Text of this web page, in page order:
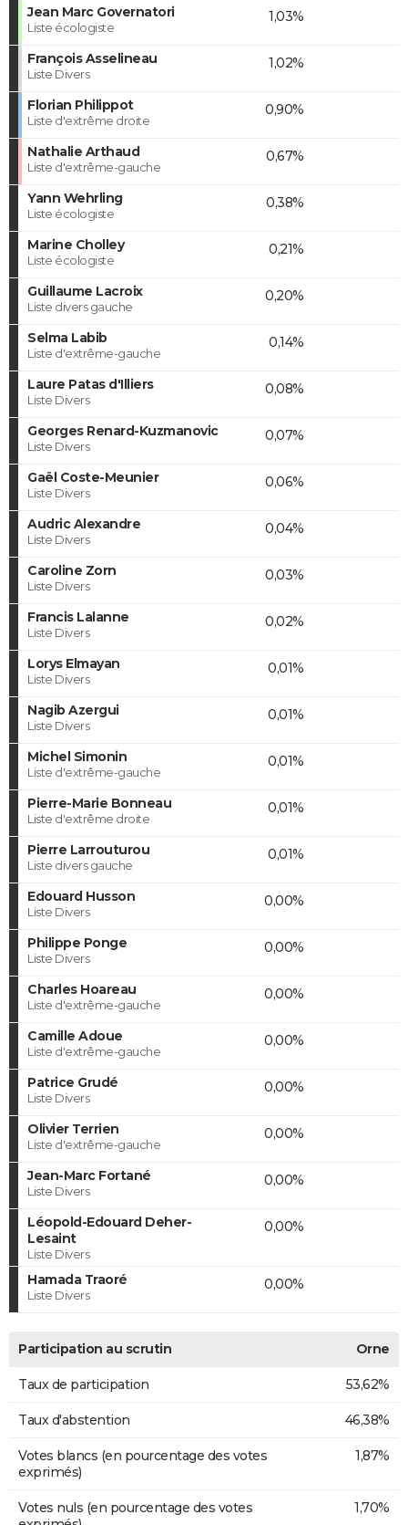
Jean Marc Governatori
Liste écologiste
1,03%
François Asselineau
Liste Divers
1,02%
Florian Philippot
Liste d'extrême droite
0,90%
Nathalie Arthaud
Liste d'extrême-gauche
0,67%
Yann Wehrling
Liste écologiste
0,38%
Marine Cholley
Liste écologiste
0,21%
Guillaume Lacroix
Liste divers gauche
0,20%
Selma Labib
Liste d'extrême-gauche
0,14%
Laure Patas d'Illiers
Liste Divers
0,08%
Georges Renard-Kuzmanovic
Liste Divers
0,07%
Gaël Coste-Meunier
Liste Divers
0,06%
Audric Alexandre
Liste Divers
0,04%
Caroline Zorn
Liste Divers
0,03%
Francis Lalanne
Liste Divers
0,02%
Lorys Elmayan
Liste Divers
0,01%
Nagib Azergui
Liste Divers
0,01%
Michel Simonin
Liste d'extrême-gauche
0,01%
Pierre-Marie Bonneau
Liste d'extrême droite
0,01%
Pierre Larrouturou
Liste divers gauche
0,01%
Edouard Husson
Liste Divers
0,00%
Philippe Ponge
Liste Divers
0,00%
Charles Hoareau
Liste d'extrême-gauche
0,00%
Camille Adoue
Liste d'extrême-gauche
0,00%
Patrice Grudé
Liste Divers
0,00%
Olivier Terrien
Liste d'extrême-gauche
0,00%
Jean-Marc Fortané
Liste Divers
0,00%
Léopold-Edouard Deher-
Lesaint
Liste Divers
0,00%
Hamada Traoré
Liste Divers
0,00%
Participation au scrutin Orne
Taux de participation 53,62%
Taux d'abstention 46,38%
Votes blancs (en pourcentage des votes
exprimés)
1,87%
Votes nuls (en pourcentage des votes
1,70%